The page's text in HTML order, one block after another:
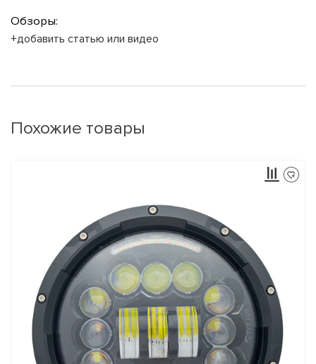
Обзоры:
+добавить статью или видео
Похожие товары